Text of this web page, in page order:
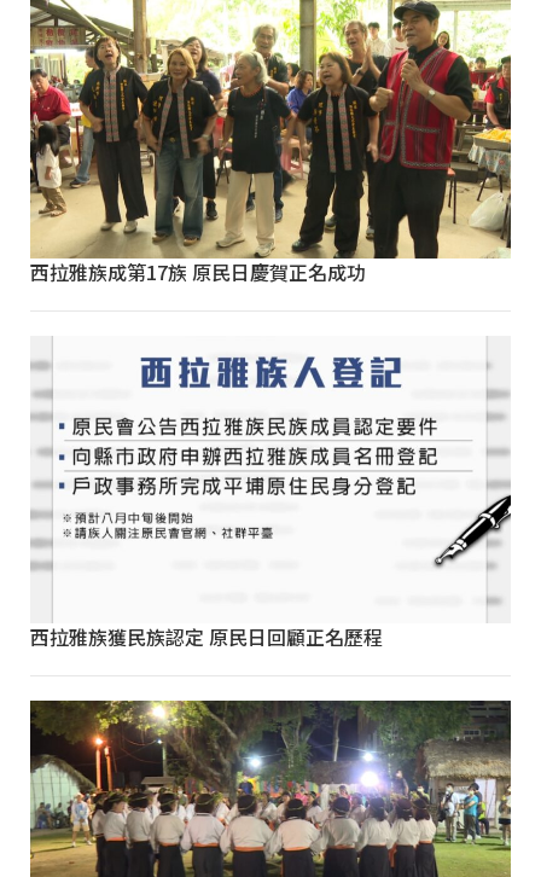
西拉雅族成第17族 原民日慶賀正名成功
西拉雅族獲民族認定 原民日回顧正名歷程